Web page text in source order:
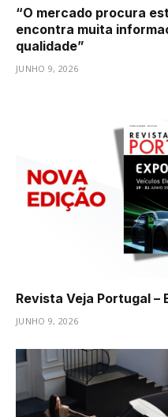
“O mercado procura
encontra muita
qualidade”
JUNHO 9, 2026
Revista Veja Portugal –
JUNHO 9, 2026